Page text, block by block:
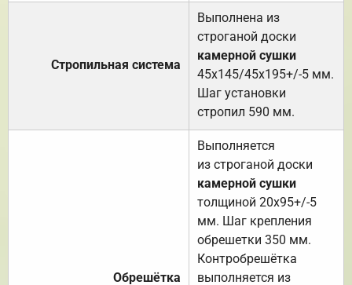
Стропильная система
Выполнена из
строганой доски
камерной сушки
45х145/45х195+/-5 мм.
Шаг установки
стропил 590 мм.
Обрешётка
Выполняется
из строганой доски
камерной сушки
толщиной 20х95+/-5
мм. Шаг крепления
обрешетки 350 мм.
Контробрешётка
выполняется из